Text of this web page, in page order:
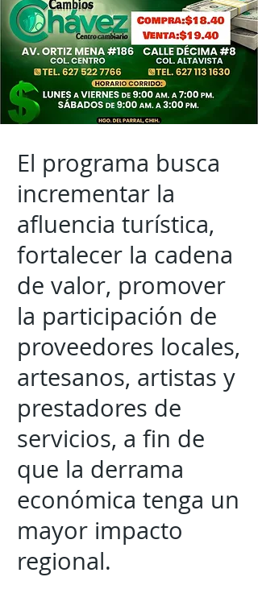
El programa busca
incrementar la
afluencia turística,
fortalecer la cadena
de valor, promover
la participación de
proveedores locales,
artesanos, artistas y
prestadores de
servicios, a fin de
que la derrama
económica tenga un
mayor impacto
regional.